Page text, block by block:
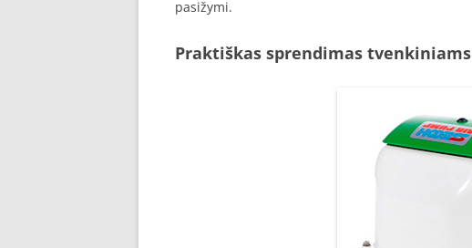
pasižymi.
Praktiškas sprendimas tvenkiniams